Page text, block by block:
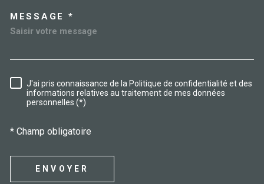
MESSAGE *
RÈGLEMENTATION
J'ai pris connaissance de la Politique de confidentialité et des
informations relatives au traitement de mes données
personnelles (*)
* Champ obligatoire
ENVOYER